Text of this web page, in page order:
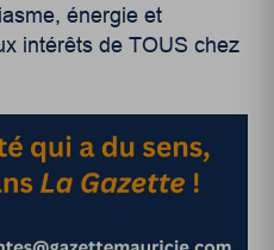
énergie et
intérêts de TOUS chez